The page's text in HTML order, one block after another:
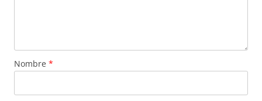
Nombre *